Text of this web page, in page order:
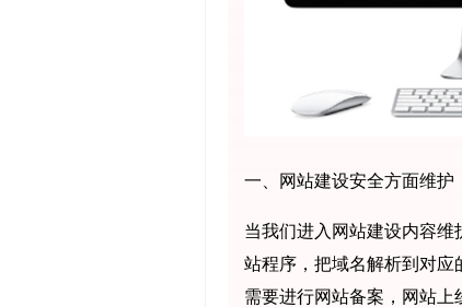
一、网站建设安全方面维护
当我们进入网站建设内容维
站程序，把域名解析到对
需要进行网站备案，网站